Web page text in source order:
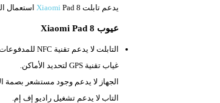
يدعم تابلت
Xiaomi Pad 8 استعمال القلم المغناطيسي للرسم والتدوين.
عيوب Xiaomi Pad 8
التابلت لا يدعم تقنية NFC للمدفوعات الإلكترونية.
غياب تقنية GPS لتحديد الأماكن.
الجهاز لا يدعم وجود مستشعر بصمة
التاب لا يدعم تشغيل راديو إف إم.